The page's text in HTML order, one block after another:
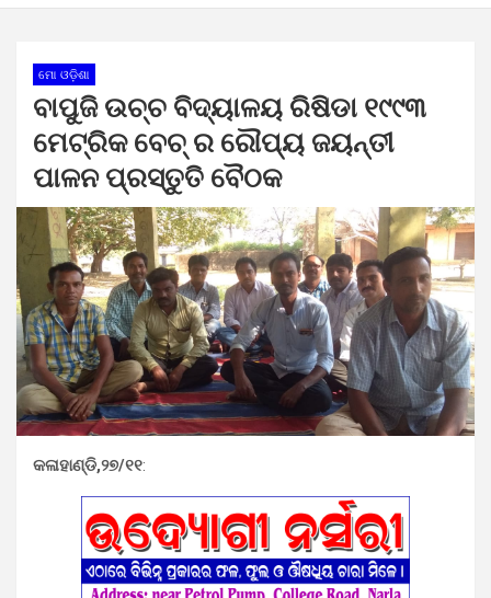
ମୋ ଓଡ଼ିଶା
ବାପୁଜି ଉଚ୍ଚ ବିଦ୍ୟାଳୟ ରିଷିଡା ୧୯୯୩
ମେଟ୍ରିକ ବେଚ୍ ର ରୌପ୍ୟ ଜୟନ୍ତୀ
ପାଳନ ପ୍ରସ୍ତୁତି ବୈଠକ
କଳାହାଣ୍ଡି,୨୭/୧୧: